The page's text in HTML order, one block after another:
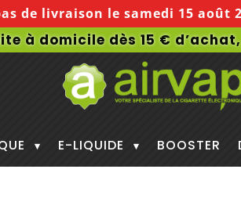
de livraison lesamedi 15 août
à domicile dès 15 €
E-LIQUIDE BOOSTER